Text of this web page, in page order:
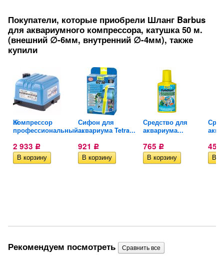
Покупатели, которые приобрели Шланг Barbus
для аквариумного компрессора, катушка 50 м.
(внешний ∅-6мм, внутренний ∅-4мм), также
купили
Компрессор
профессиональный...
2 933 Р
Сифон для
аквариума Tetra...
921 Р
Средство для
аквариума...
765 Р 454
Рекомендуем посмотреть